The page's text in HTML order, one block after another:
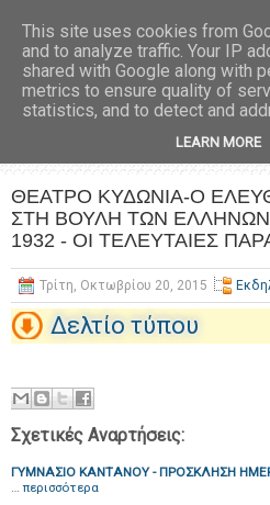
ΘΕΑΤΡΟ ΚΥΔΩΝΙΑ-Ο
ΣΤΗ ΒΟΥΛΗ ΤΩΝ
1932 - ΟΙ ΤΕΛΕΥΤΑΙΕΣ
Τρίτη, Οκτωβρίου 20, 2015
Δελτίο τύπου
Σχετικές Αναρτήσεις:
ΓΥΜΝΑΣΙΟ ΚΑΝΤΑΝΟΥ - ΠΡΟΣΚΛΗΣΗ
… περισσότερα
This site uses cookies from
and to analyze traffic. Your IP
shared with Google along with
metrics to ensure quality of
statistics, and to detect and
LEARN MORE